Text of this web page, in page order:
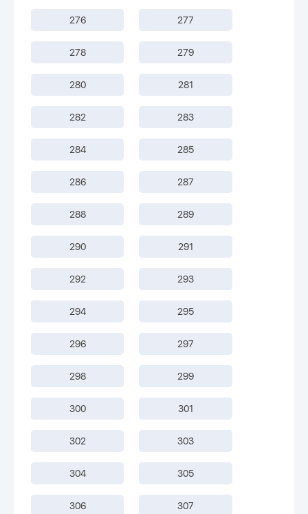
276 277
278 279
280 281
282 283
284 285
286 287
288 289
290 291
292 293
294 295
296 297
298 299
300 301
302 303
304 305
306 307